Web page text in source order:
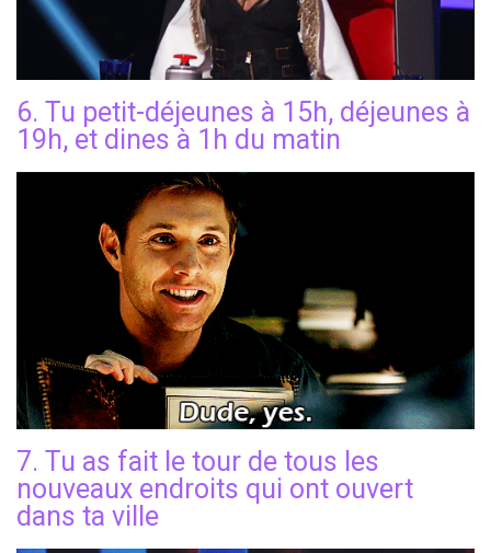
6. Tu petit-déjeunes à 15h, déjeunes à
19h, et dines à 1h du matin
7. Tu as fait le tour de tous les
nouveaux endroits qui ont ouvert
dans ta ville